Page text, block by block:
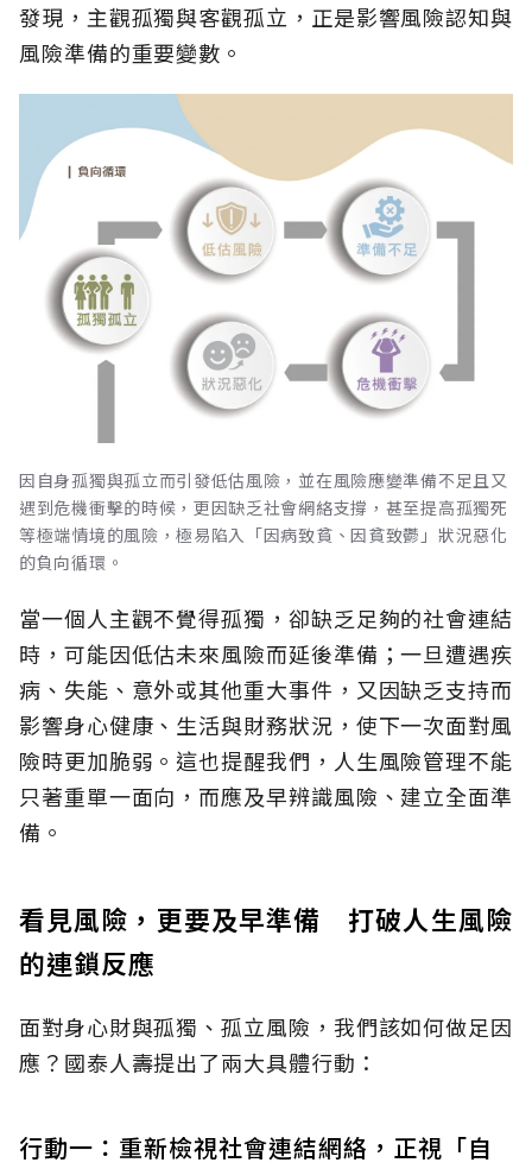
發現，主觀孤獨與客觀孤立，正是影響風險認知與
風險準備的重要變數。
因自身孤獨與孤立而引發低估風險，並在風險應變準備不足且又
遇到危機衝擊的時候，更因缺乏社會網絡支撐，甚至提高孤獨死
等極端情境的風險，極易陷入「因病致貧、因貧致鬱」狀況惡化
的負向循環。
當一個人主觀不覺得孤獨，卻缺乏足夠的社會連結
時，可能因低估未來風險而延後準備；一旦遭遇疾
病、失能、意外或其他重大事件，又因缺乏支持而
影響身心健康、生活與財務狀況，使下一次面對風
險時更加脆弱。這也提醒我們，人生風險管理不能
只著重單一面向，而應及早辨識風險、建立全面準
備。
看見風險，更要及早準備 打破人生風險
的連鎖反應
面對身心財與孤獨、孤立風險，我們該如何做足因
應？國泰人壽提出了兩大具體行動：
行動一：重新檢視社會連結網絡，正視「自